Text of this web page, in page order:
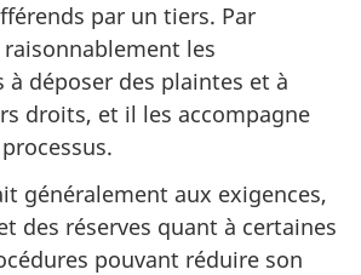
par un tiers. Par
les
à déposer des plaintes et à
droits, et il les accompagne
généralement aux exigences,
des réserves quant à certaines
pouvant réduire son